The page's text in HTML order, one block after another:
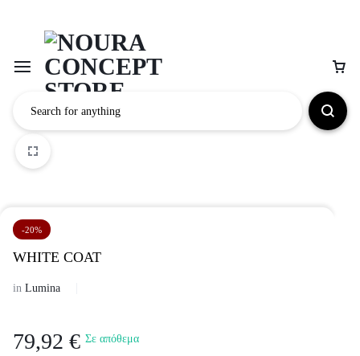
-20%
WHITE COAT
in Lumina
79,92 € Σε απόθεμα